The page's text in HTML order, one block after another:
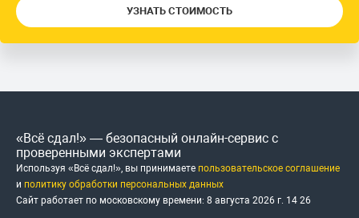
УЗНАТЬ СТОИМОСТЬ
«Всё сдал!» — безопасный онлайн-сервис с
проверенными экспертами
Используя «Всё сдал!», вы принимаете пользовательское соглашение
и политику обработки персональных данных
Сайт работает по московскому времени: 8 августа 2026 г. 14 26